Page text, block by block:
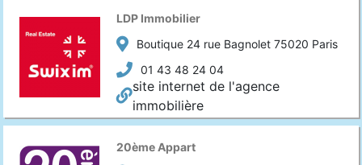
LDP Immobilier
Boutique 24 rue Bagnolet 75020 Paris
01 43 48 24 04
site internet de l'agence
immobilière
20ème Appart